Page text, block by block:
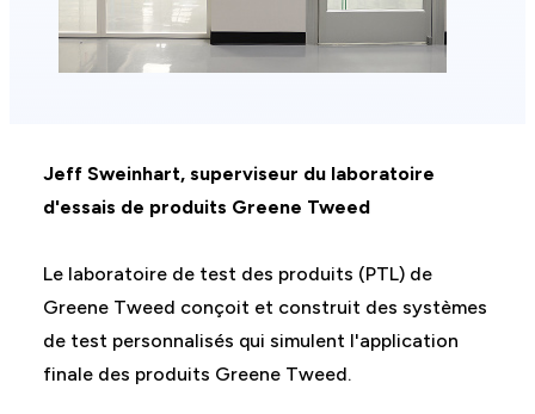
Jeff Sweinhart, superviseur du laboratoire
d'essais de produits Greene Tweed
Le laboratoire de test des produits (PTL) de
Greene Tweed conçoit et construit des systèmes
de test personnalisés qui simulent l'application
finale des produits Greene Tweed.